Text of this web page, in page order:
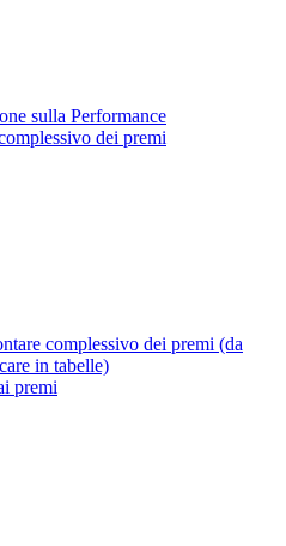
sulla Performance
dei premi
complessivo dei premi (da
in tabelle)
premi